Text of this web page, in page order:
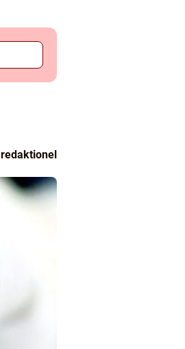
redaktionel